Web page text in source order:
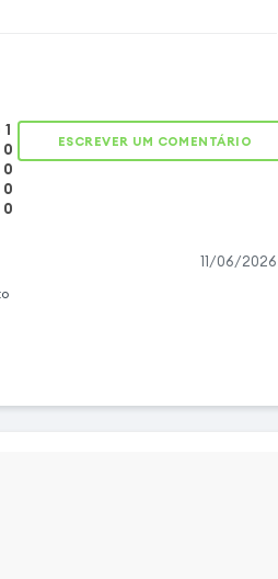
mantendo um visual moderno e
O bloco de câmara redesenhado
"Pro Câmera" assegura
1
0
0
0
0
ESCREVER UM COMENTÁRIO
11/06/2026